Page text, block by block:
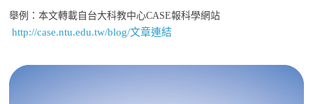
舉例：本文轉載自台大科教中心CASE報科學網站
http://case.ntu.edu.tw/blog/文章連結